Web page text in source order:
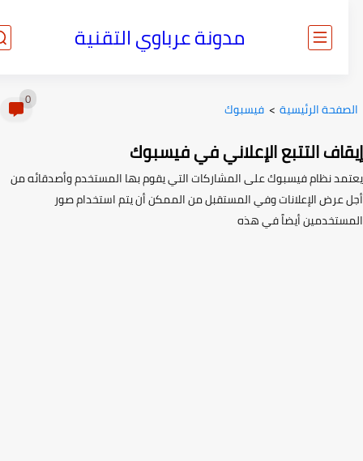
مدونة عرباوي التقنية
الرئيسية> فيسبوك
التتبع الإعلاني في فيسبوك
نظام فيسبوك على المشاركات التي يقوم بها المستخدم وأصدقائه من
عرض الإعلانات وفي المستقبل من الممكن أن يتم استخدام صور
أيضاً في هذه